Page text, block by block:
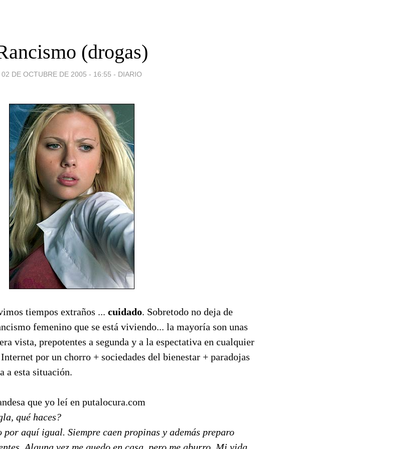
(drogas)
02 DE OCTUBRE DE 2005 - 16:55 - DIARIO
tiempos extraños ... cuidado. Sobretodo no deja de
femenino que se está viviendo... la mayoría son unas
vista, prepotentes a segunda y a la espectativa en cualquier
por un chorro + sociedades del bienestar + paradojas
a esta situación.
que yo leí en putalocura.com
qué haces?
por aquí igual. Siempre caen propinas y además preparo